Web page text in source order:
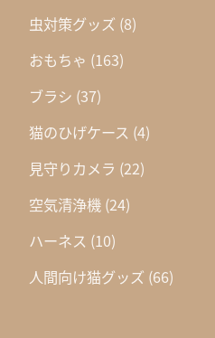
虫対策グッズ (8)
おもちゃ (163)
ブラシ (37)
猫のひげケース (4)
見守りカメラ (22)
空気清浄機 (24)
ハーネス (10)
人間向け猫グッズ (66)